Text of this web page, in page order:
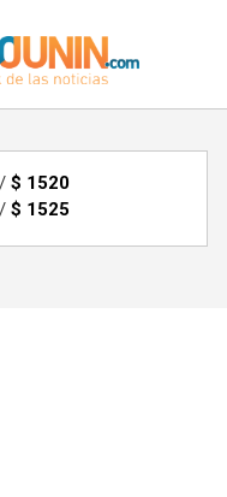
$ 1520
/ $ 1525